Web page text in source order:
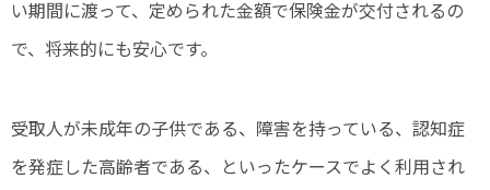
い期間に渡って、定められた金額で保険金が交付されるの
で、将来的にも安心です。
受取人が未成年の子供である、障害を持っている、認知症
を発症した高齢者である、といったケースでよく利用され